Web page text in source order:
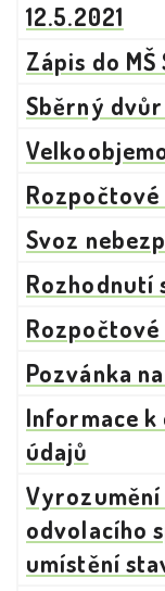
12.5.2021
Zápis do MŠ
Sběrný
Svoz
Rozhodnutí
Pozvánka
Informace k
údajů
odvolacího
umístění